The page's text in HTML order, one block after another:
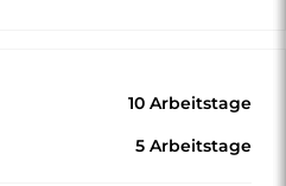
10 Arbeitstage
5 Arbeitstage